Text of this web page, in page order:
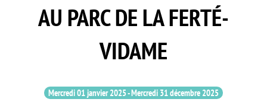
AU PARC DE LA FERTÉ-
VIDAME
Mercredi 01 janvier 2025-Mercredi 31 décembre 2025